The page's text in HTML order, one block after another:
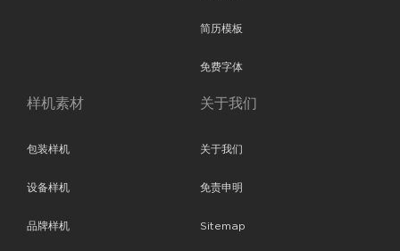
简历模板
免费字体
样机素材
包装样机
设备样机
品牌样机
关于我们
关于我们
免责申明
Sitemap